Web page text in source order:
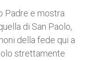
Padre e mostra
di San Paolo,
della fede qui a
strettamente